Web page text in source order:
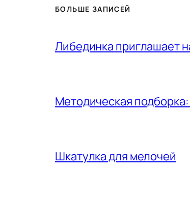
БОЛЬШЕ ЗАПИСЕЙ
Либединка приглашает
Методическая
Шкатулка для мелочей